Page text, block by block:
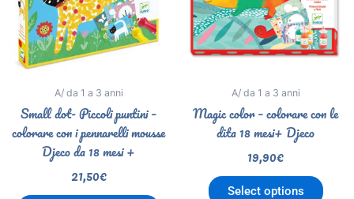
A/ da 1 a 3 anni
Small dot- Piccoli puntini –
colorare con i pennarelli mousse
Djeco da 18 mesi +
21,50€
A/ da 1 a 3 anni
Magic color – colorare con le
dita 18 mesi+ Djeco
19,90€
Select options